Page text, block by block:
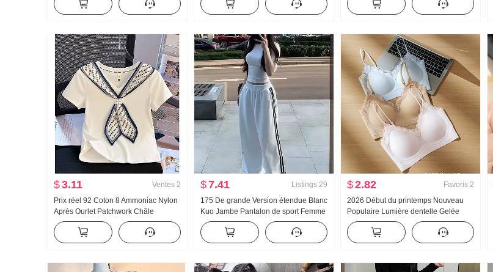
de I Débardeur Bretelles Kuo Jambe
Traîne Sport Pantalon long Ensemble
Nouveau Avec capuche Manches
longues T-shirt Top
Pantalon
$3.11 Ventes 2
Prix réel 92 Coton 8 Ammoniac Nylon
Après Ourlet Patchwork Châle
Foulard en soie Ajusté Col en V
Manches courtes T-shirt Femme
$7.41 Listings 29
175 De grande Version étendue Blanc
Kuo Jambe Pantalon de sport Femme
Printemps et automne Nouveau
Polyvalent Rayures Décontracté
Traîne Pantalon
$2.82 Favoris 2
2026 Début du printemps Nouveau
Populaire Lumière dentelle Gelée
Colle Bande Corset À l'intérieur
Ceinture Poitrine Pad Amincissant
Gilet pour les femmes